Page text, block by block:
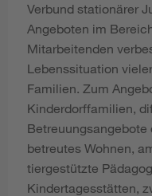
Verbund stationärer
Angeboten im
Mitarbeitenden
Lebenssituation
Familien. Zum
Kinderdorffamilien,
Betreuungsangebote
betreutes Wohnen,
tiergestützte
Kindertagesstätten,